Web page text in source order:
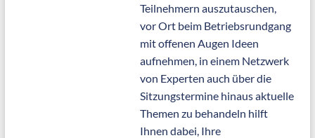
Teilnehmern auszutauschen,
vor Ort beim Betriebsrundgang
mit offenen Augen Ideen
aufnehmen, in einem Netzwerk
von Experten auch über die
Sitzungstermine hinaus aktuelle
Themen zu behandeln hilft
Ihnen dabei, Ihre